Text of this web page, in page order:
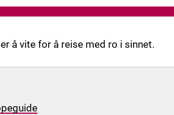
å vite for å reise med ro i sinnet.